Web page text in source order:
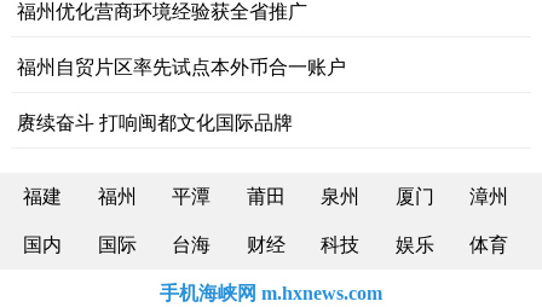
福州优化营商环境经验获全省推广
福州自贸片区率先试点本外币合一账户
赓续奋斗 打响闽都文化国际品牌
福建 福州 平潭 莆田 泉州 厦门 漳州
国内 国际 台海 财经 科技 娱乐 体育
手机海峡网 m.hxnews.com